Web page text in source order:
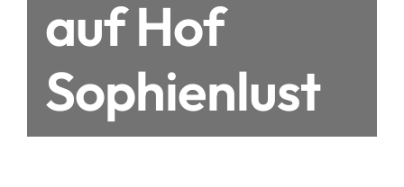
auf Hof
Sophienlust